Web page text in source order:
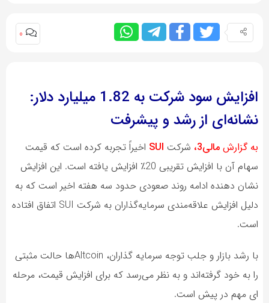
0
افزایش سود شرکت به 1.82 میلیارد دلار:
نشانه‌ای از رشد و پیشرفت
به گزارش مالی3، شرکت SUI اخیراً تجربه کرده است که قیمت
سهام آن با افزایش تقریبی 20٪ افزایش یافته است. این افزایش
نشان دهنده ادامه روند صعودی حدود سه هفته اخیر است که به
دلیل افزایش علاقه‌مندی سرمایه‌گذاران به شرکت SUI اتفاق افتاده
است.
با رشد بازار و جلب توجه سرمایه گذاران، Altcoin‌ها حالت مثبتی
را به خود گرفته‌اند و به نظر می‌رسد که برای افزایش قیمت، مرحله
ای مهم در پیش است.